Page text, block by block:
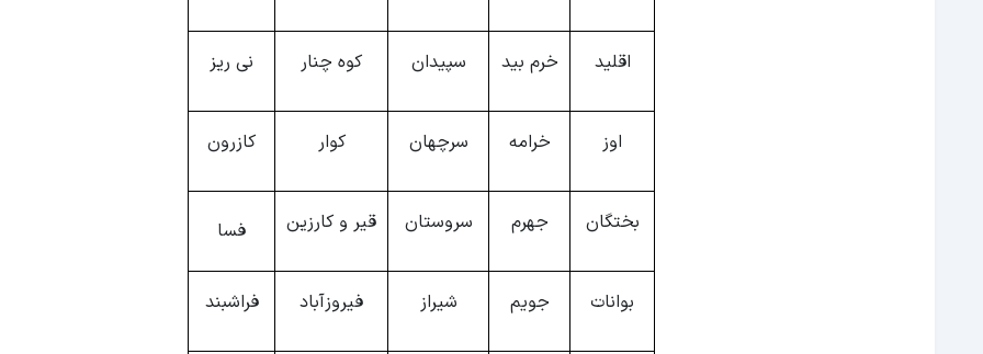
اقلید خرم بید سپیدان کوه چنار نی ریز
اوز خرامه سرچهان کوار کازرون
بختگان جهرم سروستان قیر و کارزین فسا
بوانات جویم شیراز فیروزآباد فراشبند